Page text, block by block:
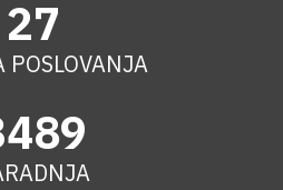
30+
POSLOVANJA
+